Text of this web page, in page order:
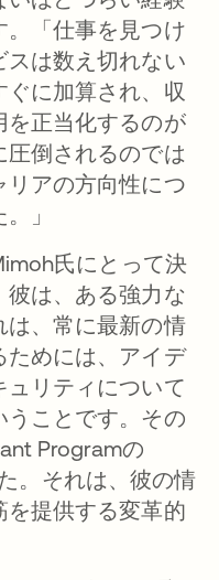
。「仕事を見つけ
スは数え切れない
に加算され、収
を正当化するのが
圧倒されるのでは
リアの方向性につ
」
氏にとって決
は、ある強力な
は、常に最新の情
ためには、アイデ
ュリティについて
うことです。その
Programの
。それは、彼の情
提供する変革的